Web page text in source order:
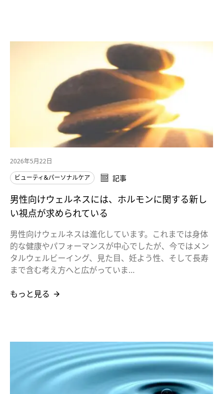
2026年5月22日
ビューティ&パーソナルケア
記事
男性向けウェルネスには、ホルモンに関する新し
い視点が求められている
男性向けウェルネスは進化しています。これまでは身体
的な健康やパフォーマンスが中心でしたが、今ではメン
タルウェルビーイング、見た目、妊よう性、そして長寿
まで含む考え方へと広がっていま…
もっと見る